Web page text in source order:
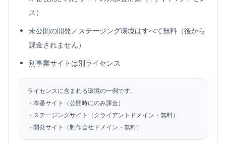
ス）
未公開の開発／ステージング環境はすべて無料（後から
課金されません）
別事業サイトは別ライセンス
ライセンスに含まれる環境の一例です。
・本番サイト（公開時にのみ課金）
・ステージングサイト（クライアントドメイン・無料）
・開発サイト（制作会社ドメイン・無料）